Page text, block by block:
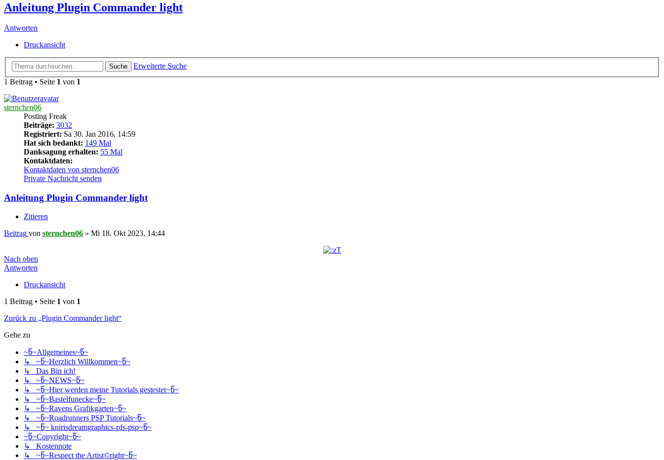
Anleitung Plugin Commander light
Antworten
Druckansicht
Suche
Erweiterte Suche
1 Beitrag • Seite 1 von 1
sternchen06
Posting Freak
Beiträge: 3032
Registriert: Sa 30. Jan 2016, 14:59
Hat sich bedankt: 149 Mal
Danksagung erhalten: 55 Mal
Kontaktdaten:
Kontaktdaten von sternchen06
Private Nachricht senden
Anleitung Plugin Commander light
Zitieren
Beitrag von sternchen06 » Mi 18. Okt 2023, 14:44
Nach oben
Antworten
Druckansicht
1 Beitrag • Seite 1 von 1
Zurück zu „Plugin Commander light“
Gehe zu
~წ~Allgemeines~წ~
↳ ~წ~Herzlich Willkommen~წ~
↳ Das Bin ich!
↳ ~წ~NEWS~წ~
↳ ~წ~Hier werden meine Tutorials gestestet~წ~
↳ ~წ~Bastelfunecke~წ~
↳ ~წ~Ravens Grafikgarten~წ~
↳ ~წ~Roadrunners PSP Tutorials~წ~
↳ ~წ~ knirisdreamgraphics-pfs-psp~წ~
~წ~Copyright~წ~
↳ Kostennote
↳ ~წ~Respect the Artist©right~წ~